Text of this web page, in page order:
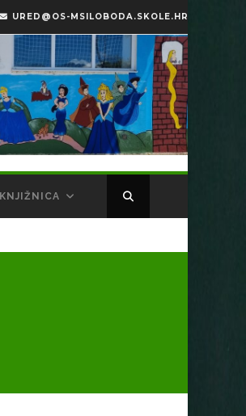
URED@OS-MSILOBODA.SKOLE.HR
KNJIŽNICA